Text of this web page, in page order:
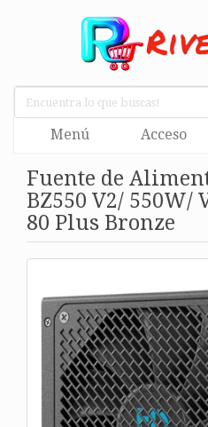
Menú Acceso
Fuente de
BZ550 V2/
80 Plus Bronze